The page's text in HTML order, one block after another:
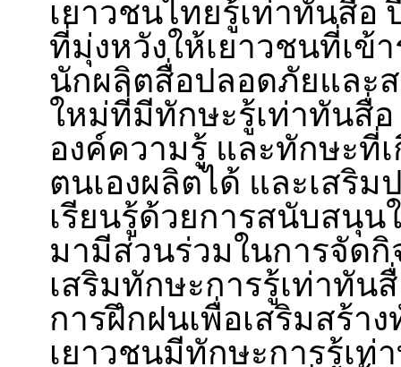
เยาวชนไทยรู้เท่าทันสื่อ
ที่มุ่งหวังให้เยาวชนที่เข้
นักผลิตสื่อปลอดภัยและ
ใหม่ที่มีทักษะรู้เท่าทันสื่
องค์ความรู้ และทักษะที่
ตนเองผลิตได้ และเสริ
เรียนรู้ด้วยการสนับสนุน
มามีส่วนร่วมในการจัด
เสริมทักษะการรู้เท่าทัน
การฝึกฝนเพื่อเสริมสร้า
เยาวชนมีทักษะการรู้เท่